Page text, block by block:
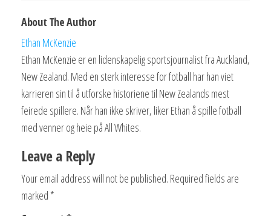
About The Author
Ethan McKenzie
Ethan McKenzie er en lidenskapelig sportsjournalist fra Auckland,
New Zealand. Med en sterk interesse for fotball har han viet
karrieren sin til å utforske historiene til New Zealands mest
feirede spillere. Når han ikke skriver, liker Ethan å spille fotball
med venner og heie på All Whites.
Leave a Reply
Your email address will not be published. Required fields are
marked *